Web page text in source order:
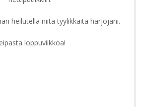
heilutella niitä tyylikkäitä harjojani.
loppuviikkoa!